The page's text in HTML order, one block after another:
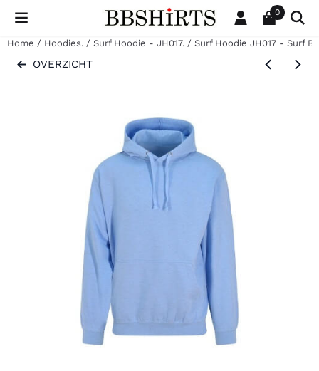
Cookievoorkeuren zijn beschikbaar. Kies instellingen of sta
0
Home / Hoodies. / Surf Hoodie - JH017. / Surf Hoodie JH017 - Surf
OVERZICHT